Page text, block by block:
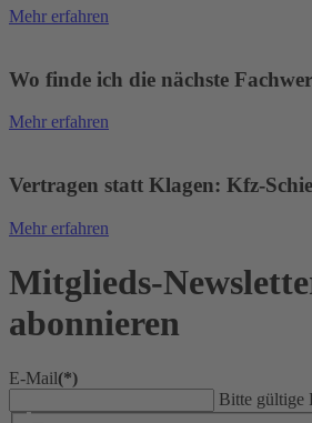
Mehr erfahren
Wo finde ich die nächste
Mehr erfahren
Vertragen statt Klagen: Kfz-
Mehr erfahren
Mitglieds-
abonnieren
E-Mail(*)
Bitte gültige